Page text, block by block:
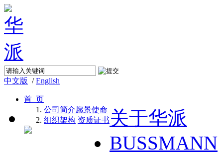
中文版 /English
首 页
关于华派
公司简介愿景使命
组织架构 资质证书
BUSSMANN